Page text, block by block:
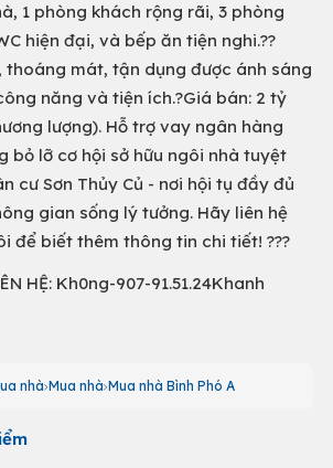
1 phòng khách rộng rãi, 3 phòng
hiện đại, và bếp ăn tiện nghi.??
thoáng mát, tận dụng được ánh sáng
năng và tiện ích.?Giá bán: 2 tỷ
lượng). Hỗ trợ vay ngân hàng
bỏ lỡ cơ hội sở hữu ngôi nhà tuyệt
cư Sơn Thủy Củ - nơi hội tụ đầy đủ
gian sống lý tưởng. Hãy liên hệ
để biết thêm thông tin chi tiết! ???
HỆ: Kh0ng-907-91.51.24Khanh
nhà Mua nhà Mua nhà Bình Phó A